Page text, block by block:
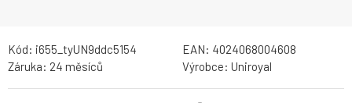
Kód: i655_tyUN9ddc5154 EAN: 4024068004608
Záruka: 24 měsíců Výrobce: Uniroyal